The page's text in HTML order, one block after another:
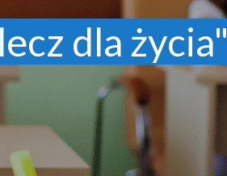
dla życia"